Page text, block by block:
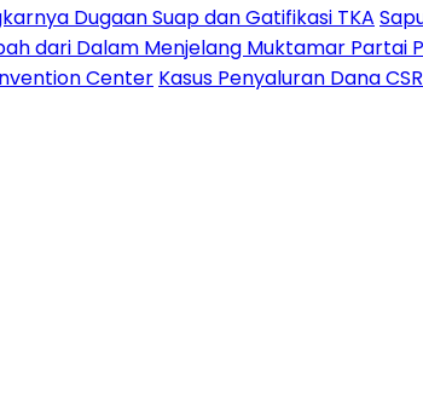
Dugaan Suap dan Gatifikasi TKA
dari Dalam Menjelang Muktamar Partai
Center Kasus Penyaluran Dana